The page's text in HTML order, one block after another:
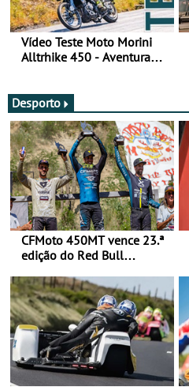
Vídeo Teste Moto Morini
Alltrhike 450 - Aventura
Desporto
CFMoto 450MT vence 23.ª
edição do Red Bull
Categorias Adventure -
Vitória na Ultimate, Core e
Lite